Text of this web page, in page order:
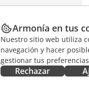
Armonía en tus
Nuestro sitio web utiliza
navegación y hacer
gestionar tus
Rechazar